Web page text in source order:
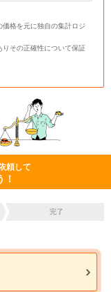
格を元に独自の集計ロジ
その正確性について保証
頼して
完了